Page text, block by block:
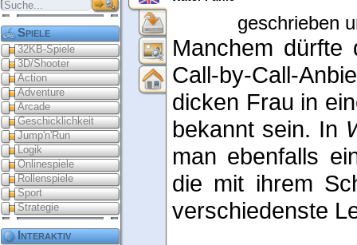
Spiele
32KB-Spiele
3D/Shooter
Action
Adventure
Arcade
Geschicklichkeit
Jump'n'Run
Logik
Onlinespiele
Rollenspiele
Sport
Strategie
Interaktiv
geschrieben
Manchem dürfte
Call-by-Call-
dicken Frau in
bekannt sein. In
man ebenfalls
die mit ihrem
verschiedenste